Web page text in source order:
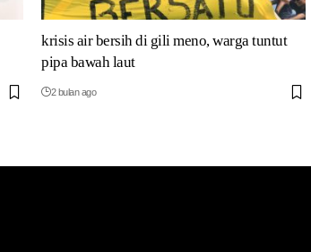
krisis air bersih di gili meno, warga tuntut
pipa bawah laut
2 bulan ago